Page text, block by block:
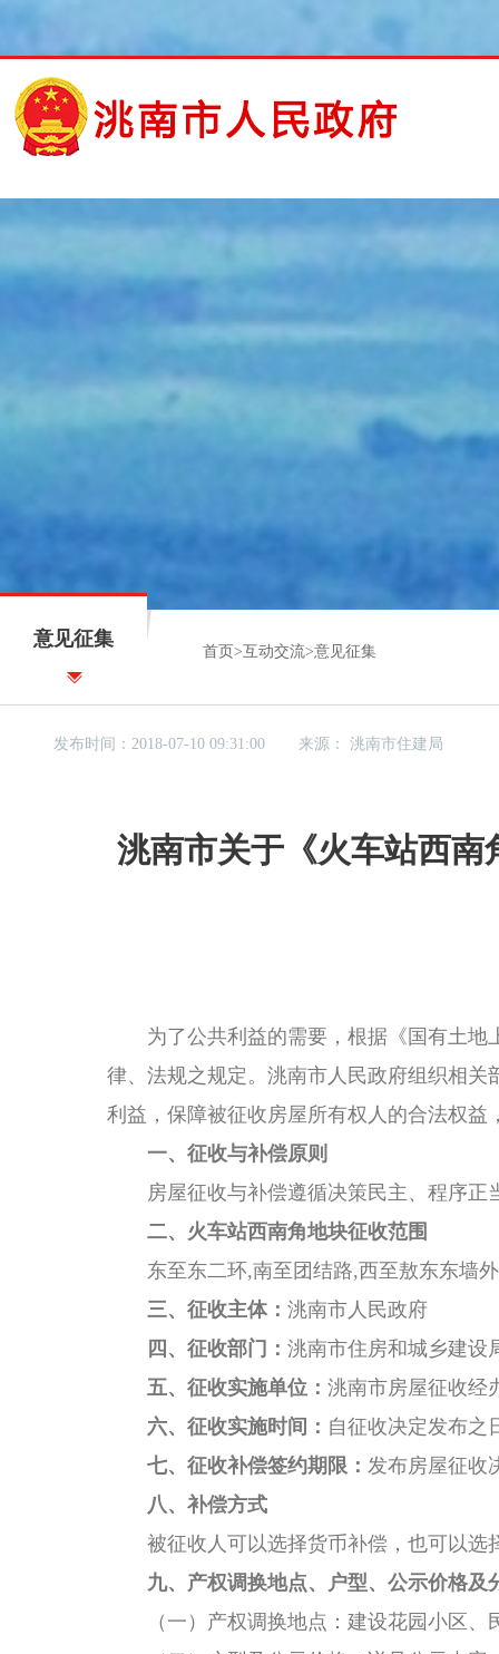
意见征集
首页 >互动交流>意见征集
发布时间：2018-07-10 09:31:00 来源：洮南市住建局
洮南市关于《火车站西
为了公共利益的需要，根据《国有土地
律、法规之规定。洮南市人民政府组织相
利益，保障被征收房屋所有权人的合法权
一、征收与补偿原则
房屋征收与补偿遵循决策民主、程序
二、火车站西南角地块征收范围
东至东二环,南至团结路,西至敖东东墙
三、征收主体： 洮南市人民政府
四、征收部门： 洮南市住房和城乡建设
五、征收实施单位： 洮南市房屋征收经
六、征收实施时间： 自征收决定发布之
七、征收补偿签约期限： 发布房屋征收
八、 补偿方式
被征收人可以选择货币补偿，也可以选
九、 产权调换地点、户型、公示价格及
（一） 产权调换地点： 建设花园小区、